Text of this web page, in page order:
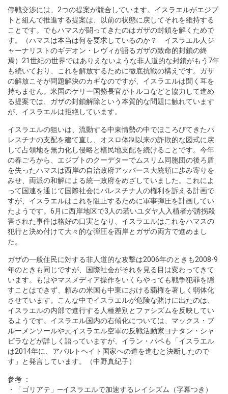
停戦交渉には、2つの提案が競合しています。イスラエルがエジプ
トと組んで推進する提案は、以前の状態に戻してそれを維持する
ことです。でもハマスが闘ってきたのはガザの封鎖を解くためで
す。（ハマスは本当は何を要求しているのか？ イスラエル人ジ
ャーナリストのギデオン・レヴィが語るガザの致命的封鎖の終
焉）21世紀の世界ではありえないような非人道的な封鎖がもう7年
も続いており、これを解放するために徹底抗戦の構えです。ガザ
の解放こそが問題解決のカギなのですが、イスラエルは聞く耳を
持ちません。米国のケリー国務長官がトルコなどと協力して進め
る提案では、ガザの封鎖解除という本質的な問題に触れています
が、イスラエルは拒絶しています。
イスラエルの狙いは、流動する中東情勢の中でほころびてきたパ
レスチナの支配を建て直し、オスロ体制以来の詐欺的な図式に戻
して占領地を無力化し侵略と植民地支配を続けることです。今年
の春ごろから、エジプトのクーデターでムスリム同胞団の後ろ盾
を失ったハマスは西岸の自治政府アッバース大統領に歩み寄りを
みせ、両派の和解による統一政府をめざしていました。これによ
って国連を通じて国際社会にパレスチナ人の権利を訴える計画で
すが、イスラエルはこれを阻止するために軍事弾圧を計画してい
たようです。6月に西岸地区で3人の若いユダヤ人入植者が誘拐殺
害された事件は格好の口実となり、イスラエルはこれをハマスの
犯行と決め付けて大々的な弾圧を西岸とガザの両方で進めまし
た。
ガザの一般住民に対する非人道的な攻撃は2006年のときも2008-9
年のときも同じですが、国際社会がそれを見る目は変わってきて
います。もはやマスメディア操作をいくらやっても戦争犯罪を隠
すことはできず、頼みの米国も中東における覇権を著しく弱体化
させています。こんな中でイスラエルが危険な賭けに出たのは、
イスラエルの内部で進行する人種差別とファシズムを反映してい
るようです。イスラエル国内の右傾化については、 マックス・ブ
ルーメンソールや元イスラエル空軍の反戦活動家ヨナタン・シャ
ピラなどが詳しく語っていますが、イラン・パペも「イスラエル
は2014年に、アパルトヘイト国家への道を進むと決断したので
す」と発言しています。（中野真紀子）
参考 ：
・「ゴリアテ」─イスラエルで加速するレイシズム（字幕つき）